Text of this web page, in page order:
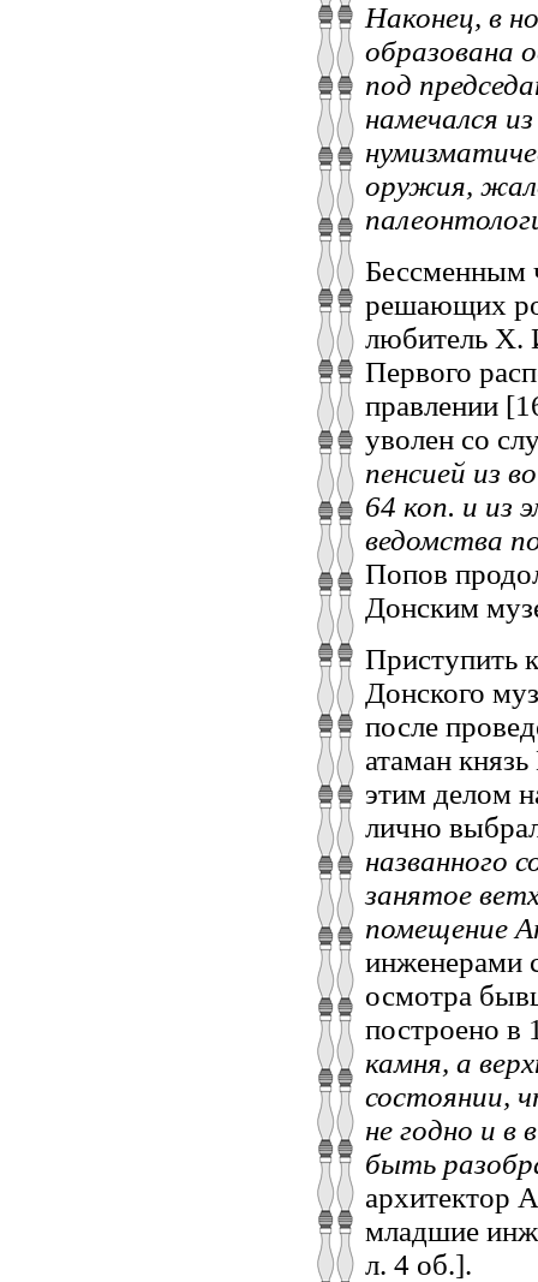
Наконец, в
образована
под
намечался
оружия,
Бессменным
решающих
любитель Х.
Первого
правлении
уволен со
пенсией из
64 коп. и из
ведомства
Попов
Донским
Приступить
Донского
после
атаман
этим делом
лично
названного
занятое
помещение
инженерами
осмотра
построено в
камня, а
состоянии,
не годно и в
быть
архитектор
младшие
л. 4 об.].